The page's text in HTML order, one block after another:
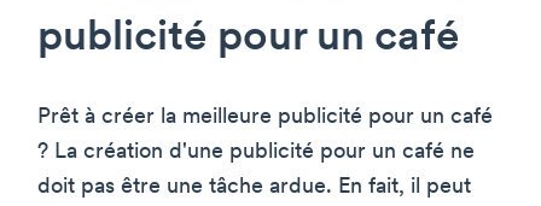
publicité pour un café
Prêt à créer la meilleure publicité pour un café
? La création d'une publicité pour un café ne
doit pas être une tâche ardue. En fait, il peut